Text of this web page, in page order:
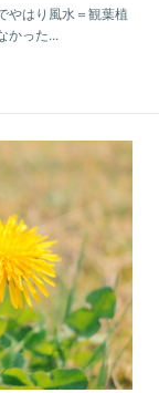
やはり風水＝観葉植
かった...